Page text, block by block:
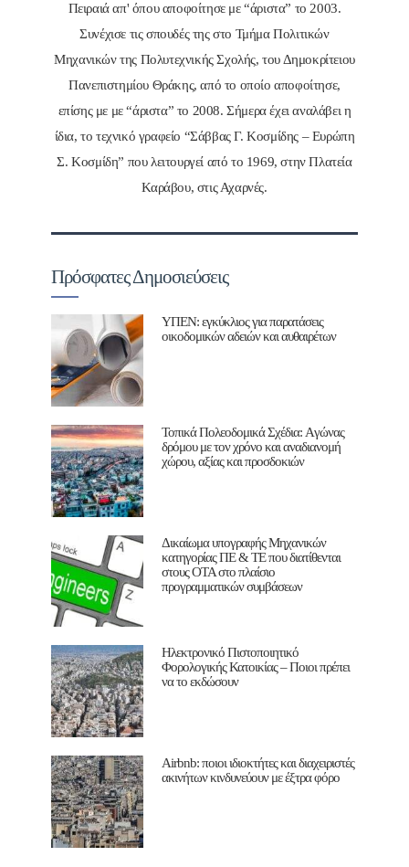
Πειραιά απ' όπου αποφοίτησε με “άριστα” το 2003.
Συνέχισε τις σπουδές της στο Τμήμα Πολιτικών
Μηχανικών της Πολυτεχνικής Σχολής, του Δημοκρίτειου
Πανεπιστημίου Θράκης, από το οποίο αποφοίτησε,
επίσης με με “άριστα” το 2008. Σήμερα έχει αναλάβει η
ίδια, το τεχνικό γραφείο “Σάββας Γ. Κοσμίδης – Ευρώπη
Σ. Κοσμίδη” που λειτουργεί από το 1969, στην Πλατεία
Καράβου, στις Αχαρνές.
Πρόσφατες Δημοσιεύσεις
ΥΠΕΝ: εγκύκλιος για παρατάσεις
οικοδομικών αδειών και αυθαιρέτων
Τοπικά Πολεοδομικά Σχέδια: Aγώνας
δρόμου με τον χρόνο και αναδιανομή
χώρου, αξίας και προσδοκιών
Δικαίωμα υπογραφής Μηχανικών
κατηγορίας ΠΕ & ΤΕ που διατίθενται
στους ΟΤΑ στο πλαίσιο
προγραμματικών συμβάσεων
Ηλεκτρονικό Πιστοποιητικό
Φορολογικής Κατοικίας – Ποιοι πρέπει
να το εκδώσουν
Airbnb: ποιοι ιδιοκτήτες και διαχειριστές
ακινήτων κινδυνεύουν με έξτρα φόρο